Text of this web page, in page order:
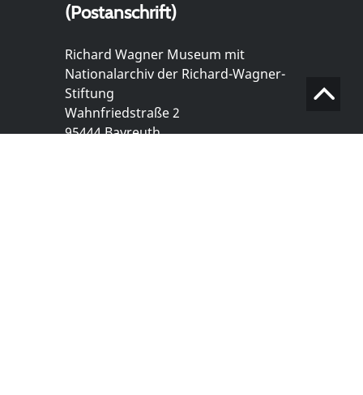
(Postanschrift)
Richard Wagner Museum mit
Nationalarchiv der Richard-Wagner-
Stiftung
Wahnfriedstraße 2
95444 Bayreuth